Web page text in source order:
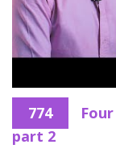
774
part 2